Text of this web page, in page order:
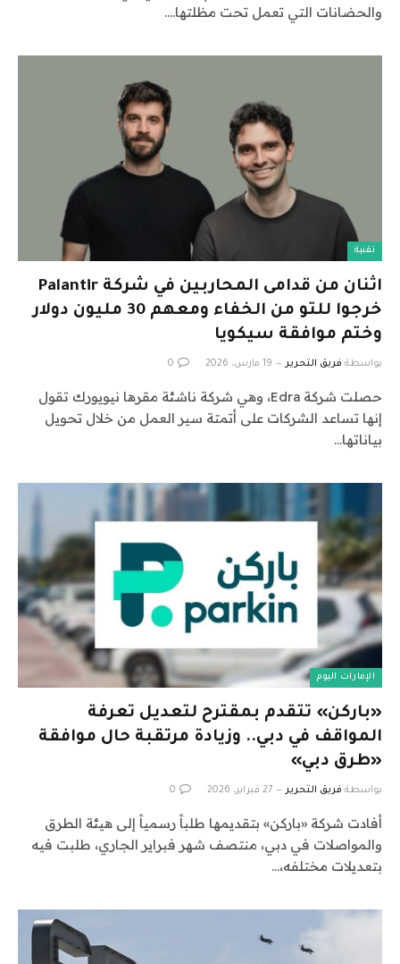
والحضانات التي تعمل تحت مظلتها.…
تقنية
اثنان من قدامى المحاربين في شركة Palantir
خرجوا للتو من الخفاء ومعهم 30 مليون دولار
وختم موافقة سيكويا
بواسطة فريق التحرير 19 مارس، 2026 0
حصلت شركة Edra، وهي شركة ناشئة مقرها نيويورك تقول
إنها تساعد الشركات على أتمتة سير العمل من خلال تحويل
بياناتها…
الإمارات اليوم
«باركن» تتقدم بمقترح لتعديل تعرفة
المواقف في دبي.. وزيادة مرتقبة حال موافقة
«طرق دبي»
بواسطة فريق التحرير 27 فبراير، 2026 0
أفادت شركة «باركن» بتقديمها طلباً رسمياً إلى هيئة الطرق
والمواصلات في دبي، منتصف شهر فبراير الجاري، طلبت فيه
بتعديلات مختلفه،…